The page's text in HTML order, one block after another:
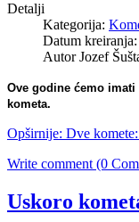
Detalji
Kategorija:
Datum
Autor Jozef
Ove godine ćemo
kometa.
Opširnije: Dve
Write comment (0
Uskoro